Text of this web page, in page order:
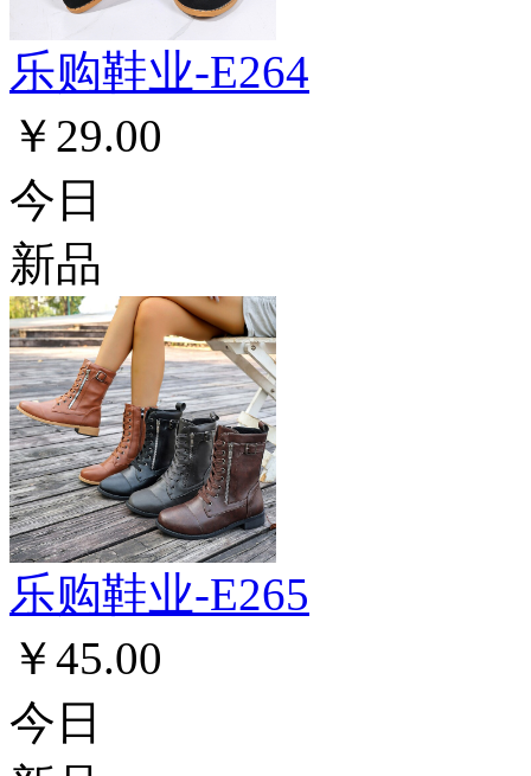
乐购鞋业-E264
￥29.00
今日
新品
乐购鞋业-E265
￥45.00
今日